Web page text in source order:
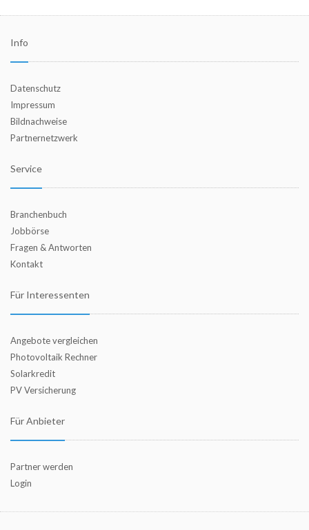
Info
Datenschutz
Impressum
Bildnachweise
Partnernetzwerk
Service
Branchenbuch
Jobbörse
Fragen & Antworten
Kontakt
Für Interessenten
Angebote vergleichen
Photovoltaik Rechner
Solarkredit
PV Versicherung
Für Anbieter
Partner werden
Login